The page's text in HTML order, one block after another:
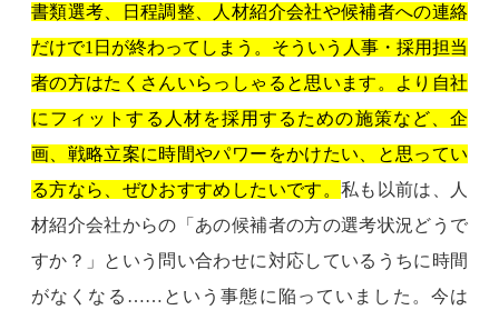
書類選考、日程調整、人材紹介会社や候補者への連絡
だけで1日が終わってしまう。そういう人事・採用担当
者の方はたくさんいらっしゃると思います。より自社
にフィットする人材を採用するための施策など、企
画、戦略立案に時間やパワーをかけたい、と思ってい
る方なら、ぜひおすすめしたいです。 私も以前は、人
材紹介会社からの「あの候補者の方の選考状況どうで
すか？」という問い合わせに対応しているうちに時間
がなくなる……という事態に陥っていました。今は